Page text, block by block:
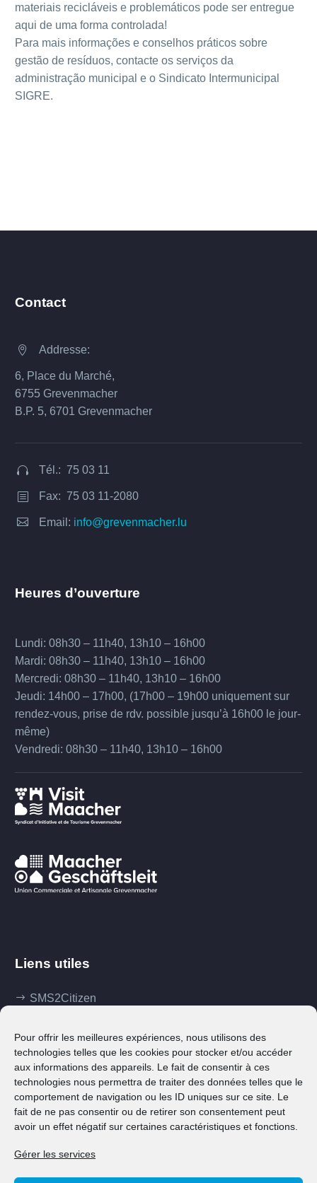
Pour offrir les meilleures expériences, nous utilisons des
technologies telles que les cookies pour stocker et/ou accéder
aux informations des appareils. Le fait de consentir à ces
technologies nous permettra de traiter des données telles que le
comportement de navigation ou les ID uniques sur ce site. Le
fait de ne pas consentir ou de retirer son consentement peut
avoir un effet négatif sur certaines caractéristiques et fonctions.
Gérer les services
materiais recicláveis e problemáticos pode ser entregue
aqui de uma forma controlada!
Para mais informações e conselhos práticos sobre
gestão de resíduos, contacte os serviços da
administração municipal e o Sindicato Intermunicipal
SIGRE.
Contact

 Addresse:
6, Place du Marché,
6755 Grevenmacher
B.P. 5, 6701 Grevenmacher

 Tél.: 75 03 11
b
b Fax: 75 03 11-2080

 Email: info@grevenmacher.lu
Heures d’ouverture
Lundi: 08h30 – 11h40, 13h10 – 16h00
Mardi: 08h30 – 11h40, 13h10 – 16h00
Mercredi: 08h30 – 11h40, 13h10 – 16h00
Jeudi: 14h00 – 17h00, (17h00 – 19h00 uniquement sur
rendez-vous, prise de rdv. possible jusqu’à 16h00 le jour-
même)
Vendredi: 08h30 – 11h40, 13h10 – 16h00
Liens utiles
SMS2Citizen
Ma commune
Contact